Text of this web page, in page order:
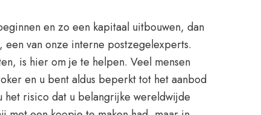
en zo een kapitaal uitbouwen, dan
van onze interne postzegelexperts.
is hier om je te helpen. Veel mensen
en u bent aldus beperkt tot het aanbod
risico dat u belangrijke wereldwijde